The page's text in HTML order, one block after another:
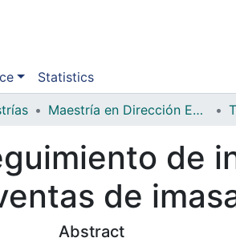
Statistics
Maestría en Dirección Empresarial
de
de
Abstract